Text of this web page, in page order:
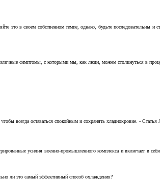
в своем собственном темпе, однако, будьте последовательны и
симптомы, с которыми мы, как люди, можем столкнуться в
всегда оставаться спокойным и сохранять хладнокровие. - Статья
усилия военно-промышленного комплекса и включает в
ли это самый эффективный способ охлаждения?